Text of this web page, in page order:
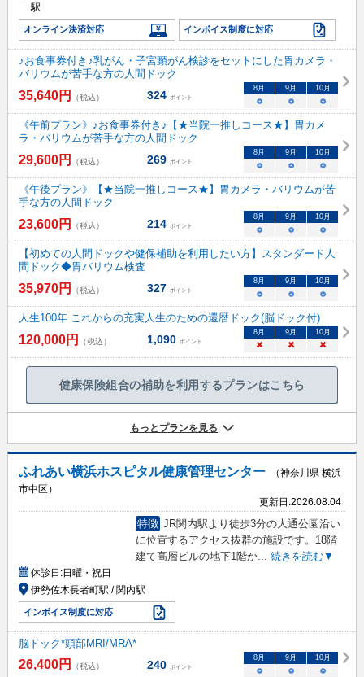
駅
オンライン決済対応 インボイス制度に対応
♪お食事券付き♪乳がん・子宮頸がん検診をセットにした胃カメラ・
バリウムが苦手な方の人間ドック
35,640円 （税込） 324 ポイント
8月 9月 10月
○ ○ ○
《午前プラン》♪お食事券付き♪【★当院一推しコース★】胃カメ
ラ・バリウムが苦手な方の人間ドック
29,600円 （税込） 269 ポイント
8月 9月 10月
○ ○ ○
《午後プラン》【★当院一推しコース★】胃カメラ・バリウムが苦
手な方の人間ドック
23,600円 （税込） 214 ポイント
8月 9月 10月
○ ○ ○
【初めての人間ドックや健保補助を利用したい方】スタンダード人
間ドック◆胃バリウム検査
35,970円 （税込） 327 ポイント
8月 9月 10月
○ ○ ○
人生100年 これからの充実人生のための還暦ドック(脳ドック付)
120,000円 （税込） 1,090 ポイント
8月 9月 10月
× × ×
健康保険組合の補助を利用するプランはこちら
もっとプランを見る
ふれあい横浜ホスピタル健康管理センター
（神奈川県 横浜
市中区）
更新日:2026.08.04
特徴 JR関内駅より徒歩3分の大通公園沿い
に位置するアクセス抜群の施設です。18階
建て高層ビルの地下1階か... 続きを読む▼
休診日:日曜・祝日
伊勢佐木長者町駅 / 関内駅
インボイス制度に対応
脳ドック*頭部MRI/MRA*
26,400円 （税込） 240 ポイント
8 月 9 月 10月
○ ○ ○